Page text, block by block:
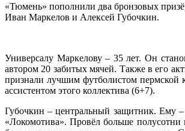
«Тюмень» пополнили два бронзовых
Иван Маркелов и Алексей Губочкин.
Универсалу Маркелову – 35 лет. Он
автором 20 забитых мячей. Также в его
признали лучшим футболистом пермской
ассистентом этого коллектива (6+7).
Губочкин – центральный защитник. Ему
«Локомотива». Провёл больше